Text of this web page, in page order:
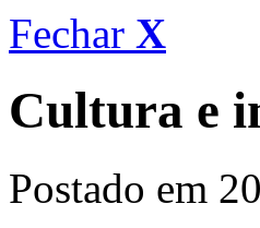
Fechar X
Cultura e
Postado em